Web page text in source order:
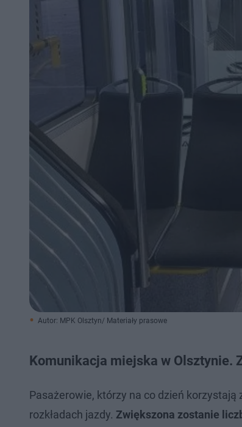
Autor: MPK Olsztyn/ Materiały prasowe
Komunikacja miejska w Olsztynie.
Pasażerowie, którzy na co dzień
rozkładach jazdy. Zwiększona zostanie